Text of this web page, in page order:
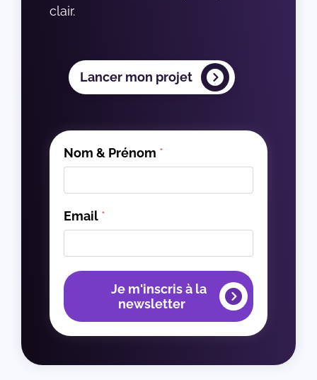
clair.
Lancer mon projet
Nom & Prénom *
Email *
Je m'inscris à la
newsletter